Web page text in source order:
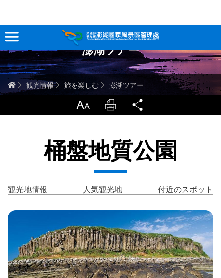
跳
到
主
要
內
容
観光情報
澎湖を深く知る
当サイトについて
サイトマップ
English Tiếng Việt
ไทย Bahasa indonesia
澎湖ツアー
ホーム
観光情報 旅を楽しむ 澎湖ツアー
LargrType Print
桶盤地質公園
観光地情報 人気観光地 付近のスポット